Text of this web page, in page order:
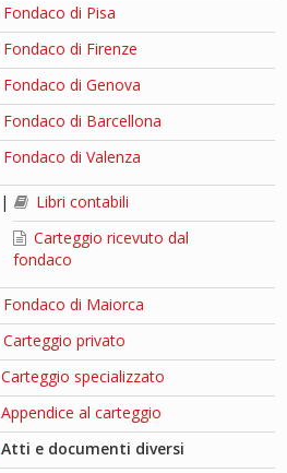
Fondaco di Pisa
Fondaco di Firenze
Fondaco di Genova
Fondaco di Barcellona
Fondaco di Valenza
|
Libri contabili
Carteggio ricevuto dal
fondaco
Fondaco di Maiorca
Carteggio privato
Carteggio specializzato
Appendice al carteggio
Atti e documenti diversi